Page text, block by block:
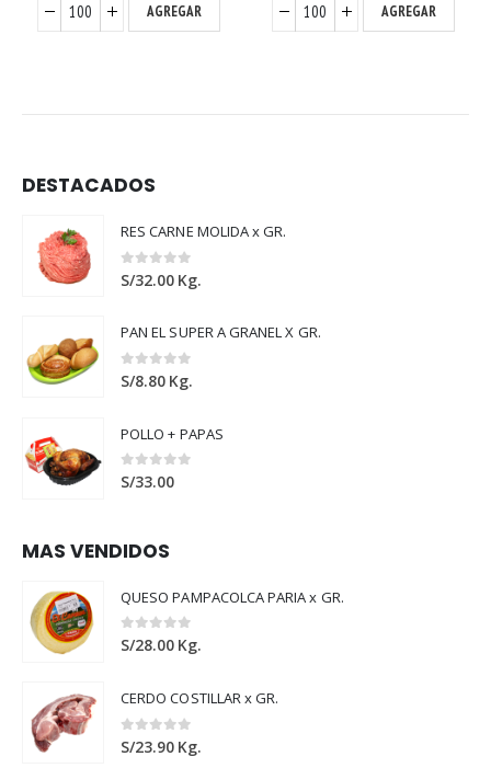
AGREGAR AGREGAR
DESTACADOS
RES CARNE MOLIDA x GR.
0out of 5
S/32.00 Kg.
PAN EL SUPER A GRANEL X GR.
0out of 5
S/8.80 Kg.
POLLO + PAPAS
0out of 5
S/33.00
MAS VENDIDOS
QUESO PAMPACOLCA PARIA x GR.
0out of 5
S/28.00 Kg.
CERDO COSTILLAR x GR.
0out of 5
S/23.90 Kg.